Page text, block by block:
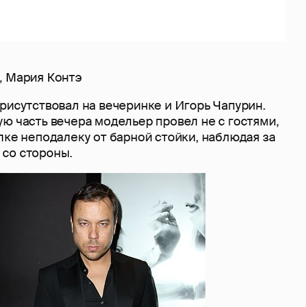
Мария Контэ
на вечеринке и Игорь Чапурин.
часть вечера модельер провел не с гостями,
неподалеку от барной стойки, наблюдая за
стороны.